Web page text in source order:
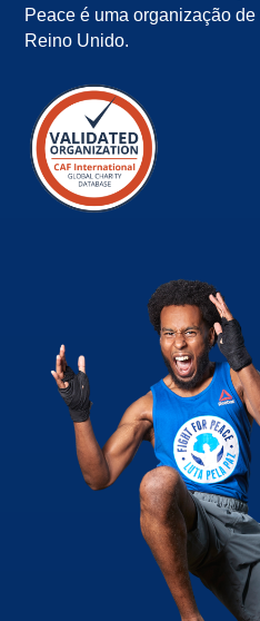
Peace é uma organização
Reino Unido.